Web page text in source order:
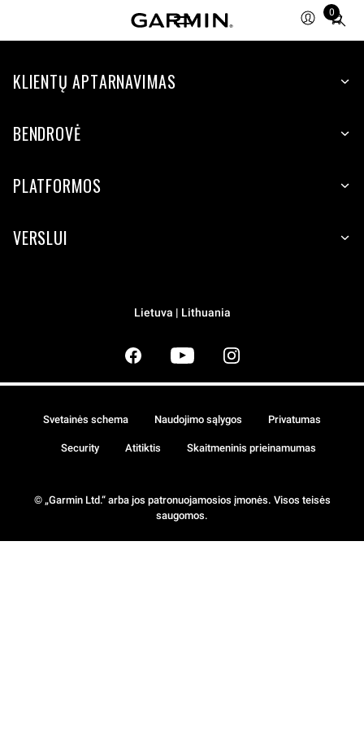
0
Total
items
cart:
KLIENTŲ APTARNAVIMAS
BENDROVĖ
PLATFORMOS
VERSLUI
Lietuva | Lithuania
© „Garmin Ltd.“ arba jos patronuojamosios įmonės. Visos teisės
saugomos.
Svetainės schema Naudojimo sąlygos Privatumas
Security Atitiktis Skaitmeninis prieinamumas